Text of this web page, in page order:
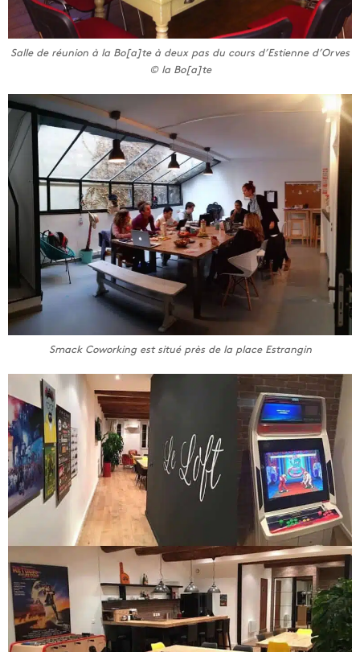
Salle de réunion à la Bo[a]te à deux pas du cours d’Estienne d’Orves
© la Bo[a]te
Smack Coworking est situé près de la place Estrangin